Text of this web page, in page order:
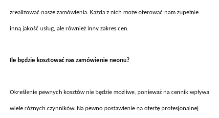
zrealizować nasze zamówienia. Każda z nich może oferować nam zupełnie
inną jakość usług, ale również inny zakres cen.
Ile będzie kosztować nas zamówienie neonu?
Określenie pewnych kosztów nie będzie możliwe, ponieważ na cennik wpływa
wiele różnych czynników. Na pewno postawienie na ofertę profesjonalnej